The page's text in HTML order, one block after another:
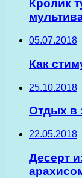
Кролик
05.07.2018
Как
25.10.2018
Отдых в
22.05.2018
Десерт